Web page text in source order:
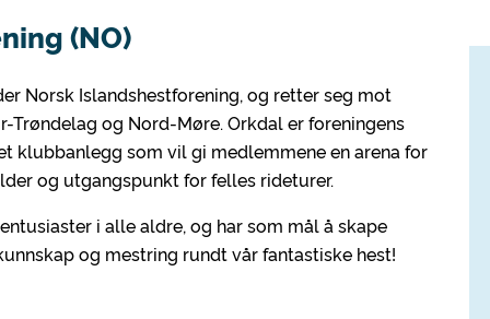
(NO)
Norsk Islandshestforening, og retter seg mot
og Nord-Møre. Orkdal er foreningens
klubbanlegg som vil gi medlemmene en arena for
og utgangspunkt for felles rideturer.
i alle aldre, og har som mål å skape
og mestring rundt vår fantastiske hest!